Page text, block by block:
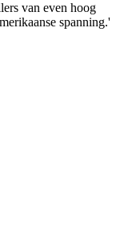
van even hoog
spanning.'